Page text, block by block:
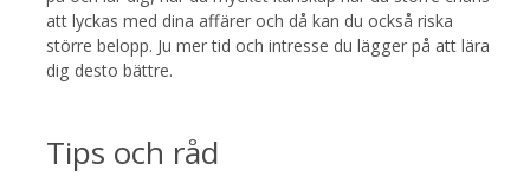
att lyckas med dina affärer och då kan du också riska
större belopp. Ju mer tid och intresse du lägger på att lära
dig desto bättre.
Tips och råd